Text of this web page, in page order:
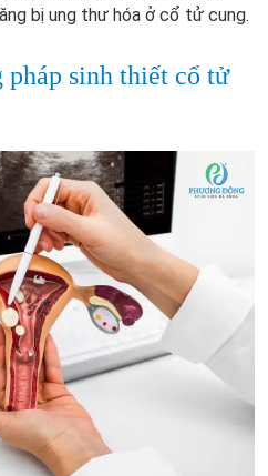
bị ung thư hóa ở cổ tử cung.
sinh thiết cổ tử